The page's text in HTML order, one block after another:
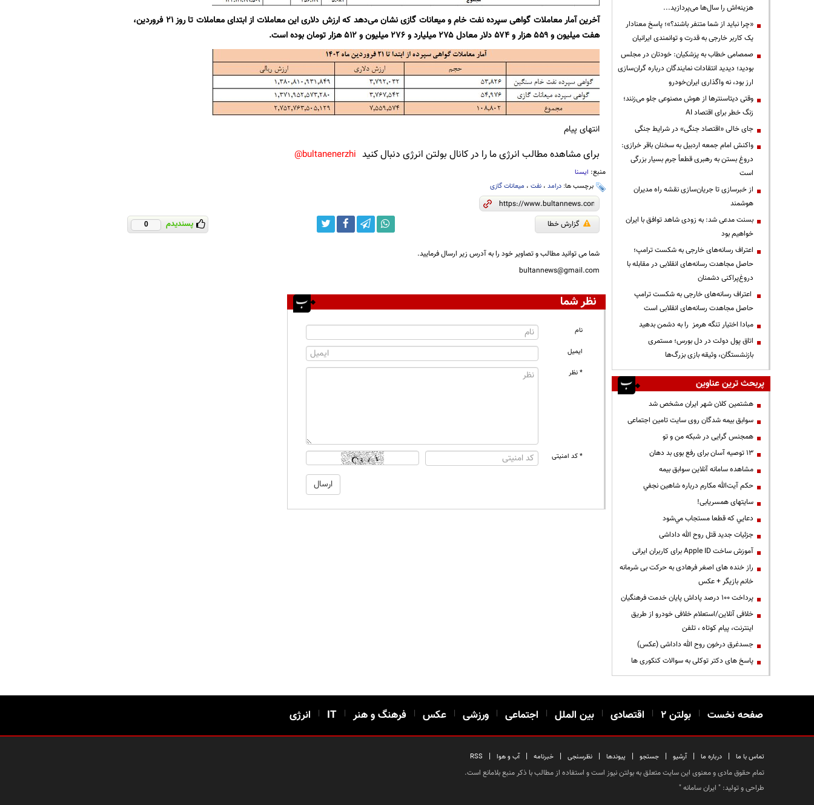
آخرین آمار معاملات گواهی سپرده نفت خام و میعانات گازی نشان می‌دهد که ارزش دلاری این معاملات از ابتدای معاملات تا روز ۲۱ فروردین،
هفت میلیون و ۵۵۹ هزار و ۵۷۴ دلار معادل ۲۷۵ میلیارد و ۲۷۶ میلیون و ۵۱۲ هزار تومان بوده است.
انتهای پیام
برای مشاهده مطالب انرژی ما را در کانال بولتن انرژی دنبال کنید bultanenerzhi@
منبع: ایسنا
برچسب ها: درامد، نفت، میعانات گازی
گزارش خطا پسندیدم 0
شما می توانید مطالب و تصاویر خود را به آدرس زیر ارسال فرمایید.
bultannews@gmail.com
نظر شما
نام
ایمیل
* نظر
* کد امنیتی
هزینه‌اش را سال‌ها می‌پردازید...
«چرا نباید از شما متنفر باشند؟»؛ پاسخ معنادار
یک کاربر خارجی به قدرت و توانمندی ایرانیان
صمصامی خطاب به پزشکیان: خودتان در مجلس
بودید؛ دیدید انتقادات نمایندگان درباره گران‌سازی
ارز بود، نه واگذاری ایران‌خودرو
وقتی دیتاسنترها از هوش مصنوعی جلو می‌زنند؛
زنگ خطر برای اقتصاد AI
جای خالی «اقتصاد جنگی» در شرایط جنگی
واکنش امام جمعه اردبیل به سخنان باقر خرازی:
دروغ بستن به رهبری قطعاً جرم بسیار بزرگی
است
از خبرسازی تا جریان‌سازی نقشه راه مدیران
هوشمند
بسنت مدعی شد: به زودی شاهد توافق با ایران
خواهیم بود
اعتراف رسانه‌های خارجی به شکست ترامپ؛
حاصل مجاهدت رسانه‌های انقلابی در مقابله با
دروغ‌پراکنی دشمنان
اعتراف رسانه‌های خارجی به شکست ترامپ
حاصل مجاهدت رسانه‌های انقلابی است
مبادا اختیار تنگه هرمز را به دشمن بدهید
اتاق پول دولت در دل بورس؛ مستمری
بازنشستگان، وثیقه بازی بزرگ‌ها
پربحث ترین عناوین
هشتمین کلان شهر ایران مشخص شد
سوابق بیمه شدگان روی سایت تامین اجتماعی
همجنس گرایی در شبکه من و تو
13 توصیه آسان برای رفع بوی بد دهان
مشاهده سامانه آنلاين سوابق بیمه
حكم آيت‌الله مكارم درباره شاهين نجفي
سایتهای همسریابی!
دعايي كه قطعا مستجاب مي‌شود
جزئیات جدید قتل روح الله داداشی
آموزش ساخت Apple ID برای کاربران ایرانی
راز خنده های اصغر فرهادی به حرکت بی شرمانه
خانم بازیگر + عکس
پرداخت ۱۰۰ درصد پاداش پایان خدمت فرهنگیان
خلافی آنلاین/استعلام خلافی خودرو از طریق
اینترنت، پیام کوتاه ، تلفن
جسدغرق درخون روح الله داداشی (عکس)
پاسخ های دکتر توکلی به سوالات کنکوری ها
صفحه نخست | بولتن ۲ | اقتصادی | بین الملل | اجتماعی | ورزشی | عکس | فرهنگ و هنر |
IT
| انرژی
تماس با ما | درباره ما | آرشیو | جستجو | پیوندها | نظرسنجی | خبرنامه | آب و هوا |
RSS
تمام حقوق مادی و معنوی این سایت متعلق به بولتن نیوز است و استفاده از مطالب با ذکر منبع بلامانع است.
طراحی و تولید: " ایران سامانه"